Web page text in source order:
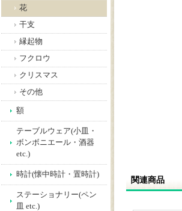
花
干支
縁起物
フクロウ
クリスマス
その他
額
テーブルウェア(小皿・
ボンボニエール・酒器
etc.)
時計(懐中時計・置時計)
ステーショナリー(ペン
皿 etc.)
関連商品